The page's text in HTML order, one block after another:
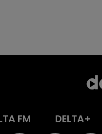
FM DELTA+